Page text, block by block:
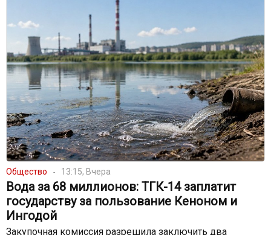
Общество 13:15, Вчера
Вода за 68 миллионов: ТГК-14 заплатит
государству за пользование Кеноном и
Ингодой
Закупочная комиссия разрешила заключить два